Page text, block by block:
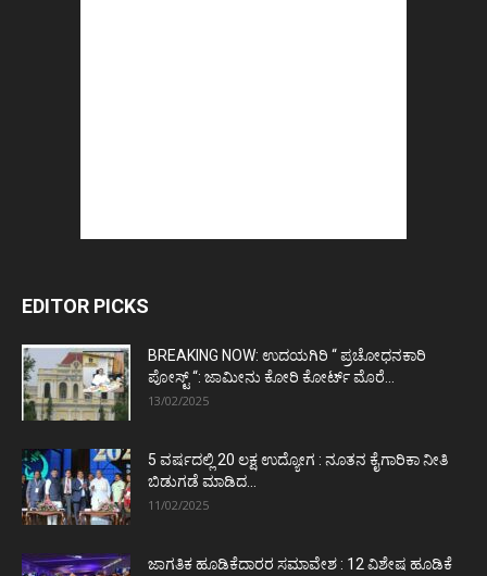
EDITOR PICKS
BREAKING NOW: ಉದಯಗಿರಿ “ ಪ್ರಚೋಧನಕಾರಿ
ಪೋಸ್ಟ್‌ “: ಜಾಮೀನು ಕೋರಿ ಕೋರ್ಟ್‌ ಮೊರೆ...
13/02/2025
5 ವರ್ಷದಲ್ಲಿ 20 ಲಕ್ಷ ಉದ್ಯೋಗ : ನೂತನ ಕೈಗಾರಿಕಾ ನೀತಿ
ಬಿಡುಗಡೆ ಮಾಡಿದ...
11/02/2025
ಜಾಗತಿಕ ಹೂಡಿಕೆದಾರರ ಸಮಾವೇಶ : 12 ವಿಶೇಷ ಹೂಡಿಕೆ